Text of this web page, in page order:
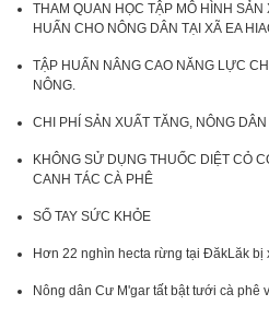
THAM QUAN HỌC TẬP MÔ HÌNH
HUẤN CHO NÔNG DÂN TẠI XÃ EA
TẬP HUẤN NÂNG CAO NĂNG LỰC
NÔNG.
CHI PHÍ SẢN XUẤT TĂNG, NÔNG
KHÔNG SỬ DỤNG THUỐC DIỆT CỎ
CANH TÁC CÀ PHÊ
SỔ TAY SỨC KHỎE
Hơn 22 nghìn hecta rừng tại ĐăkLăk bị
Nông dân Cư M'gar tất bật tưới cà phê